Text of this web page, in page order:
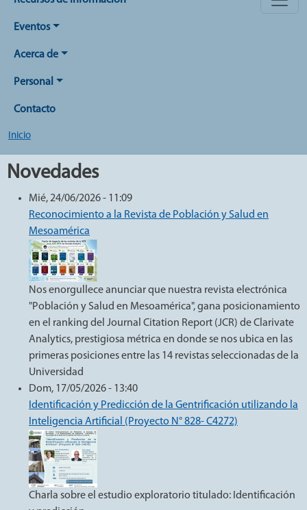
Eventos
Acerca de
Personal
Contacto
Inicio
Novedades
Mié, 24/06/2026 - 11:09
Reconocimiento a la Revista de Población y Salud en
Mesoamérica
Nos enorgullece anunciar que nuestra revista electrónica
"Población y Salud en Mesoamérica", gana posicionamiento
en el ranking del Journal Citation Report (JCR) de Clarivate
Analytics, prestigiosa métrica en donde se nos ubica en las
primeras posiciones entre las 14 revistas seleccionadas de la
Universidad
Dom, 17/05/2026 - 13:40
Identificación y Predicción de la Gentrificación utilizando la
Inteligencia Artificial (Proyecto N° 828- C4272)
Charla sobre el estudio exploratorio titulado: Identificación